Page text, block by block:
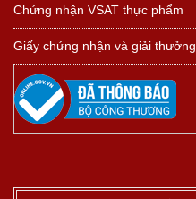
Chứng nhận VSAT thực phẩm
Giấy chứng nhận và giải thưởng